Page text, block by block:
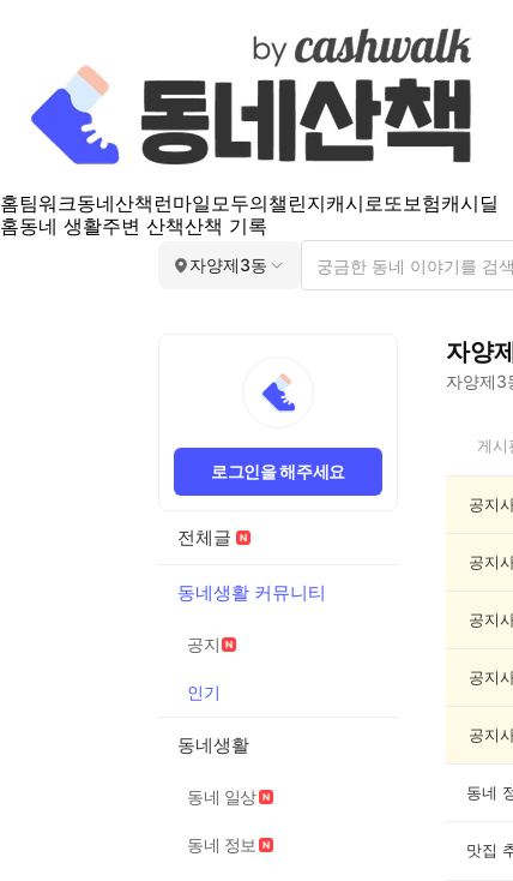
홈팀워크동네산책 런마일모두의챌린지캐시로또보험캐시딜
홈동네 생활주변 산책산책 기록
자양제3동
로그인을 해주세요
전체글
동네생활 커뮤니티
공지
인기
동네생활
동네 일상
동네 정보
자양
자양제3
제
게시
공지
공지
공지
공지
공지
동네
맛집